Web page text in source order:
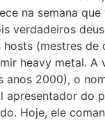
na semana
verdadeiros
(mestres de
heavy metal. A
2000), o
do
Hoje, ele